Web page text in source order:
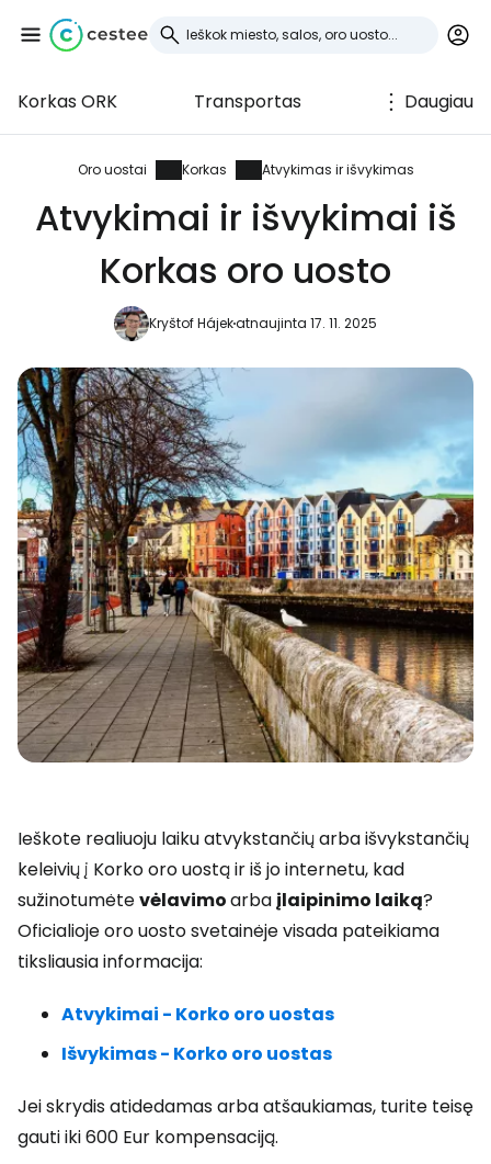
Korkas ORK Transportas Daugiau
Oro uostai Korkas Atvykimas ir išvykimas
Atvykimai ir išvykimai iš
Korkas oro uosto
Kryštof Hájekatnaujinta 17. 11. 2025
Ieškote realiuoju laiku atvykstančių arba išvykstančių
keleivių į Korko oro uostą ir iš jo internetu, kad
sužinotumėtevėlavimoarbaįlaipinimo laiką?
Oficialioje oro uosto svetainėje visada pateikiama
tiksliausia informacija:
Atvykimai - Korko oro uostas
Išvykimas - Korko oro uostas
Jei skrydis atidedamas arba atšaukiamas, turite teisę
gauti iki 600 Eur kompensaciją.
Prisijunkite prie
Cestee
... pasaulinė kelionių bendruomenė
Tęsti su Facebook
Tęsti el. paštu